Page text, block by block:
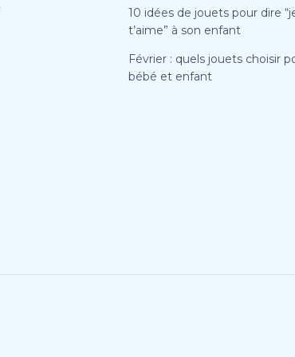
10 idées de jouets pour dire
t’aime” à son enfant
Février : quels jouets choisir
bébé et enfant